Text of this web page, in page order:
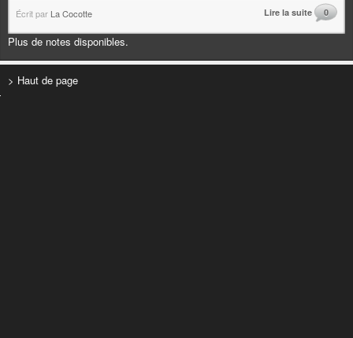
Écrit par La Cocotte Lire la suite 0
Plus de notes disponibles.
> Haut de page